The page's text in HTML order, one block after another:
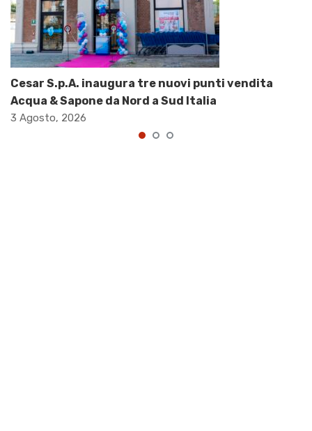
Cesar S.p.A. inaugura tre nuovi punti vendita
Acqua & Sapone da Nord a Sud Italia
3 Agosto, 2026